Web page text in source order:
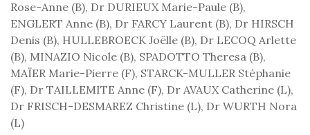
Rose-Anne (B), Dr DURIEUX Marie-Paule (B),
ENGLERT Anne (B), Dr FARCY Laurent (B), Dr HIRSCH
Denis (B), HULLEBROECK Joëlle (B), Dr LECOQ Arlette
(B), MINAZIO Nicole (B), SPADOTTO Theresa (B),
MAÏER Marie-Pierre (F), STARCK-MULLER Stéphanie
(F), Dr TAILLEMITE Anne (F), Dr AVAUX Catherine (L),
Dr FRISCH-DESMAREZ Christine (L), Dr WURTH Nora
(L)